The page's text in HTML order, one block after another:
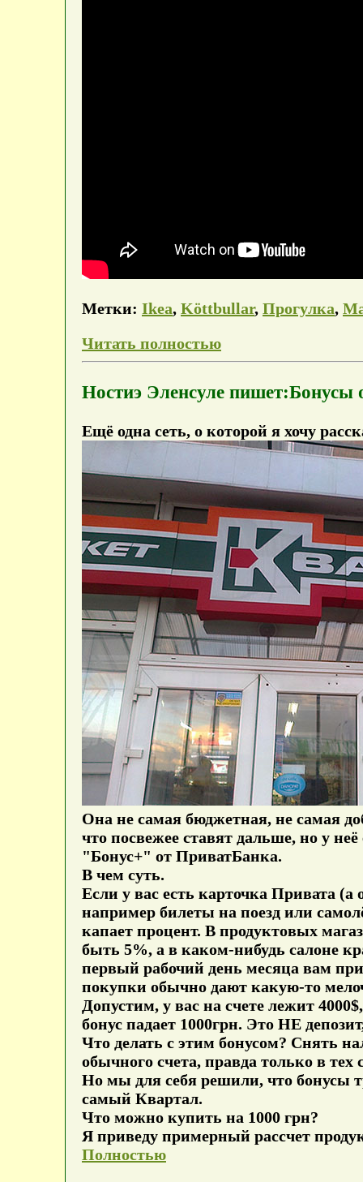
Метки: Ikea, Köttbullar, Прогулка,
Читать полностью
Ностиэ Эленсуле пишет:Бонусы
Ещё одна сеть, о которой я хочу
Она не самая бюджетная, не самая
что посвежее ставят дальше, но у
"Бонус+" от ПриватБанка.
В чем суть.
Если у вас есть карточка Привата (а
например билеты на поезд или
капает процент. В продуктовых
быть 5%, а в каком-нибудь салоне
первый рабочий день месяца вам
покупки обычно дают какую-то
Допустим, у вас на счете лежит
бонус падает 1000грн. Это НЕ
Что делать с этим бонусом? Снять
обычного счета, правда только в
Но мы для себя решили, что бонусы
самый Квартал.
Что можно купить на 1000 грн?
Я приведу примерный рассчет
Полностью